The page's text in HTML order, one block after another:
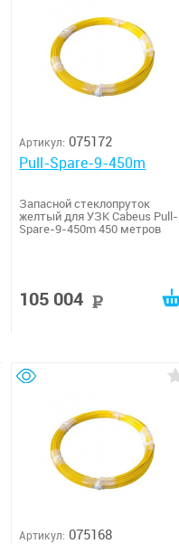
Артикул: 075172
Pull-Spare-9-450m
Запасной стеклопруток
желтый для УЗК Cabeus Pull-
Spare-9-450m 450 метров
105 004
Артикул: 075168